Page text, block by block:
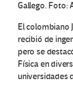
Gallego. Foto:
El colombiano
recibió de
pero se
Física en
universidades